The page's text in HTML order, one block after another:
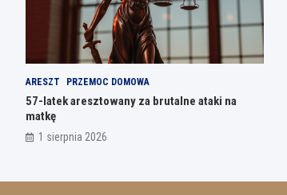
ARESZT PRZEMOC DOMOWA
57-latek aresztowany za brutalne ataki na
matkę
1 sierpnia 2026